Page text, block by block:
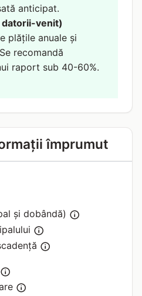
anticipat.
datorii-venit)
plățile anuale și
recomandă
raport sub 40-60%.
împrumut
și dobândă)